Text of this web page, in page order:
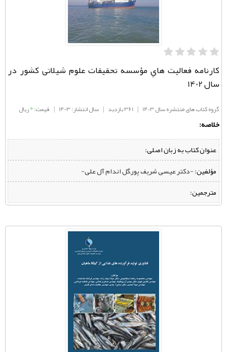
كارنامه فعاليت هاي مؤسسه تحقيقات علوم شيلاتی کشور در
سال 1402
گروه کتاب های منتشره سال 1403 | 361 بازدید | سال انتشار: 1403 | قیمت:0ریال
خلاصه:
عنوان کتاب به زبان اصلی:
مؤلفین:‌ -دکتر عیسی شریف پور,گل اندام آل علی-
مترجمین: